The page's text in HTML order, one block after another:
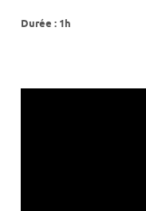
Durée : 1h